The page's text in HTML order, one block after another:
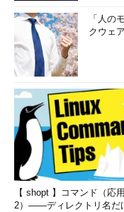
「人の
クウェ
【 shopt 】コマンド（応
2）――ディレクトリ名だ